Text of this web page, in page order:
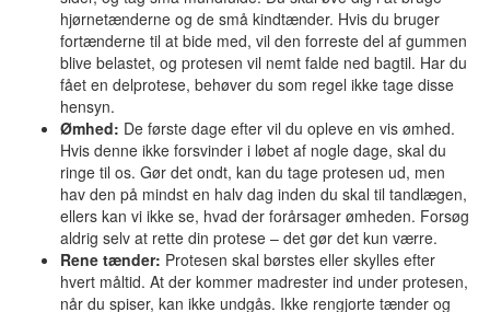
hjørnetænderne og de små kindtænder. Hvis du bruger
fortænderne til at bide med, vil den forreste del af gummen
blive belastet, og protesen vil nemt falde ned bagtil. Har du
fået en delprotese, behøver du som regel ikke tage disse
hensyn.
Ømhed: De første dage efter vil du opleve en vis ømhed.
Hvis denne ikke forsvinder i løbet af nogle dage, skal du
ringe til os. Gør det ondt, kan du tage protesen ud, men
hav den på mindst en halv dag inden du skal til tandlægen,
ellers kan vi ikke se, hvad der forårsager ømheden. Forsøg
aldrig selv at rette din protese – det gør det kun værre.
Rene tænder: Protesen skal børstes eller skylles efter
hvert måltid. At der kommer madrester ind under protesen,
når du spiser, kan ikke undgås. Ikke rengjorte tænder og